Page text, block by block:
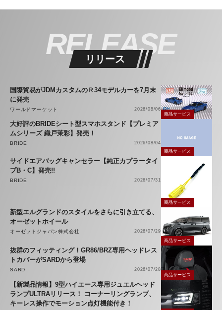
RELEASE
リリース
国際貿易がJDMカスタムのＲ34モデルカーを7月末
に発売
ワールドマーケット
2026/08/06
商品サービス
大好評のBRIDEシート型スマホスタンド【プレミア
ムシリーズ 織戸茉彩】発売！
BRIDE
2026/08/04
商品サービス
サイドエアバッグキャンセラー【純正カプラータイ
プB・C】発売!!
BRIDE 2026/07/31
商品サービス
新型エルグランドのスタイルをさらに引き立てる、
オーゼットホイール
オーゼットジャパン株式会社
2026/07/29
商品サービス
抜群のフィッティング！GR86/BRZ専用ヘッドレス
トカバーがSARDから登場
SARD
2026/07/28
商品サービス
【新製品情報】9型ハイエース専用ジュエルヘッド
ランプULTRAリリース！ コーナーリングランプ、
キーレス操作でモーション点灯機能付き！